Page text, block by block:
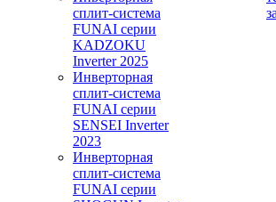
сплит-система
FUNAI серии
KADZOKU
Inverter 2025
Инверторная
сплит-система
FUNAI серии
SENSEI Inverter
2023
Инверторная
сплит-система
FUNAI серии